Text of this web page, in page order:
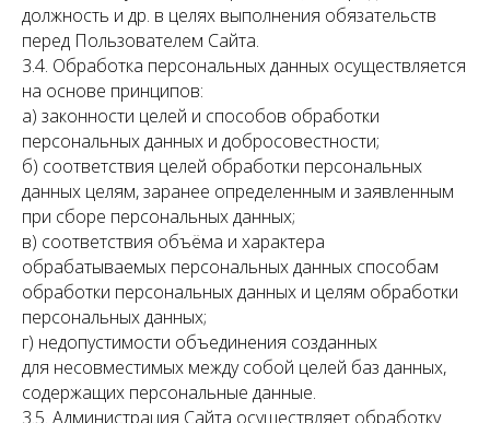
должность и др. в целях выполнения обязательств
перед Пользователем Сайта.
3.4. Обработка персональных данных осуществляется
на основе принципов:
а) законности целей и способов обработки
персональных данных и добросовестности;
б) соответствия целей обработки персональных
данных целям, заранее определенным и заявленным
при сборе персональных данных;
в) соответствия объёма и характера
обрабатываемых персональных данных способам
обработки персональных данных и целям обработки
персональных данных;
г) недопустимости объединения созданных
для несовместимых между собой целей баз данных,
содержащих персональные данные.
3.5. Администрация Сайта осуществляет обработку